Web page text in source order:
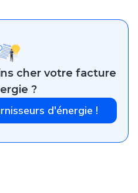
cher votre facture
?
d'énergie !